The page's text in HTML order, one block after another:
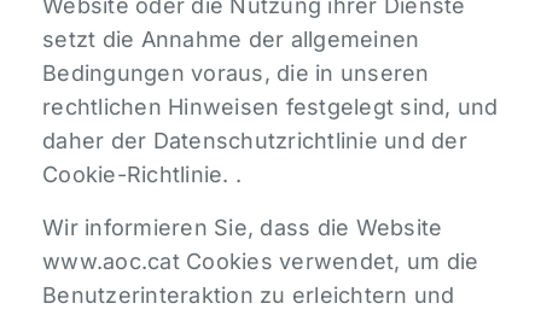
Website oder die Nutzung ihrer Dienste
setzt die Annahme der allgemeinen
Bedingungen voraus, die in unseren
rechtlichen Hinweisen festgelegt sind, und
daher der Datenschutzrichtlinie und der
Cookie-Richtlinie. .
Wir informieren Sie, dass die Website
www.aoc.cat Cookies verwendet, um die
Benutzerinteraktion zu erleichtern und